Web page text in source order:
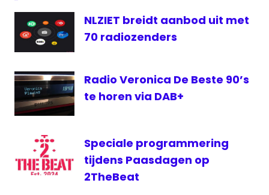
Radio
uitzendingen
NLZIET breidt aanbod uit met
70 radiozenders
Radio Veronica De Beste 90’s
te horen via DAB+
Speciale programmering
tijdens Paasdagen op
2TheBeat